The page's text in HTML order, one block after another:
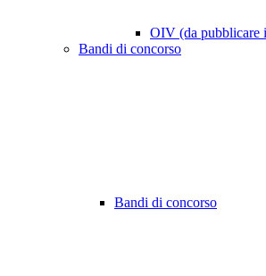
OIV (da pubblicare
Bandi di concorso
Bandi di concorso